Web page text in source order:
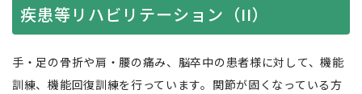
疾患等リハビリテーション（II）
手・足の骨折や肩・腰の痛み、脳卒中の患者様に対して、機能
訓練、機能回復訓練を行っています。関節が固くなっている方